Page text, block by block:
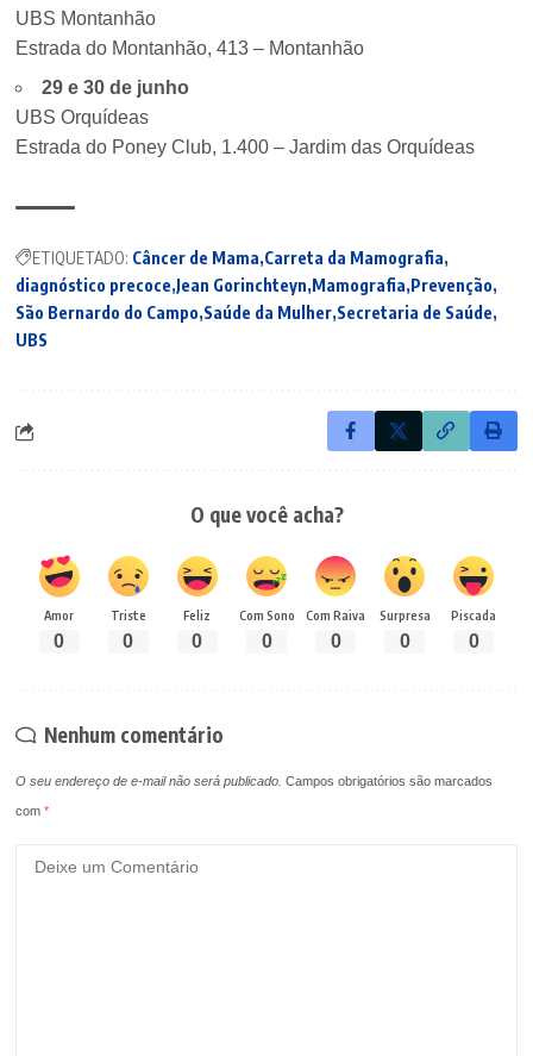
UBS Montanhão
Estrada do Montanhão, 413 – Montanhão
29 e 30 de junho
UBS Orquídeas
Estrada do Poney Club, 1.400 – Jardim das Orquídeas
ETIQUETADO: Câncer de Mama Carreta da Mamografia
diagnóstico precoce Jean Gorinchteyn Mamografia Prevenção
São Bernardo do Campo Saúde da Mulher Secretaria de Saúde
UBS
O que você acha?
Amor
0
Triste
0
Feliz
0
Com Sono
0
Com Raiva
0
Surpresa
0
Piscada
0
Nenhum comentário
O seu endereço de e-mail não será publicado. Campos obrigatórios são marcados
com*